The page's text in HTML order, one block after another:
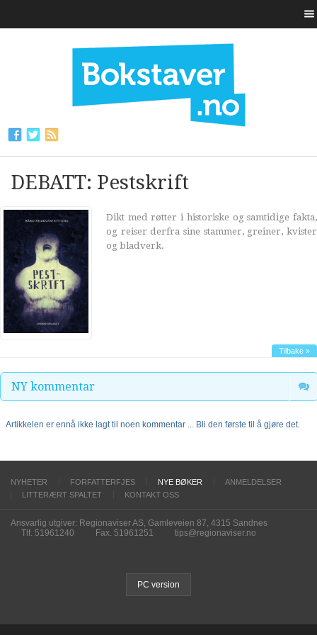
DEBATT: Pestskrift
Dikt med røtter i historiske og samtidige fakta,
og reiser derfra sine stammer, greiner, kvister
og bladverk.
Tilbake »
NY kommentar
Artikkelen er ennå ikke lagt til noen kommentar ... Bli den første til å gjøre det.
NYHETER FORFATTERFJES NYE BØKER
ANMELDELSER
LITTERÆRT SPALTET
KONTAKT OSS
Ansvarlig utgiver: Regionaviser AS, Gamleveien 87, 4315 Sandnes
Tlf. 51961240
Fax. 51961251 tips@regionaviser.no
PC version